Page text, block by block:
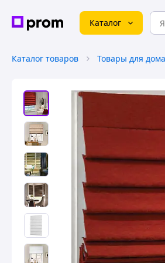
Каталог
Каталог товаров Товары для дома